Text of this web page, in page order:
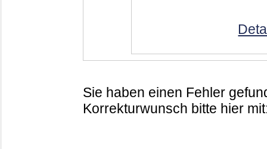
Sie haben einen Fehler
Korrekturwunsch bitte hier